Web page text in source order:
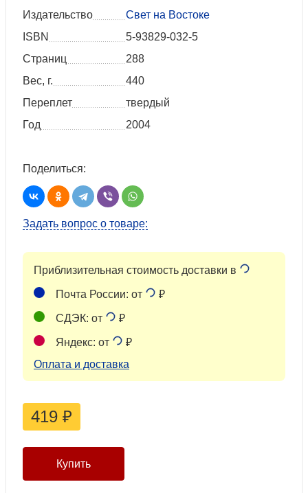
Издательство
Свет на Востоке
ISBN
5-93829-032-5
Страниц
288
Вес, г.
440
Переплет
твердый
Год
2004
Поделиться:
Задать вопрос о товаре:
Приблизительная стоимость доставки в
Почта России: от ₽
СДЭК: от ₽
Яндекс: от
₽
Оплата и доставка
419 ₽